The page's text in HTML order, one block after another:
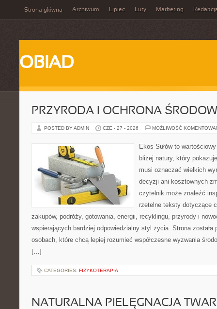
Strona główna Archiwum Lipiec Luty Marketing
OBIAD
PRZYRODA I OCHRONA
POSTED BY ADMIN CZE - 27 - 2026 MOŻLIWOŚĆ
Ekos-Sułów to
bliżej natury, który
musi oznaczać wielkich
decyzji ani kosztownych
czytelnik może znaleźć
rzetelne teksty dotyczące
zakupów, podróży, gotowania, energii, recyklingu, przyrody i
wspierających bardziej odpowiedzialny styl życia. Strona została
osobach, które chcą lepiej rozumieć współczesne wyzwania
[…]
CATEGORIES: FIZYKOTERAPIA
NATURALNA PIELĘGNACJA